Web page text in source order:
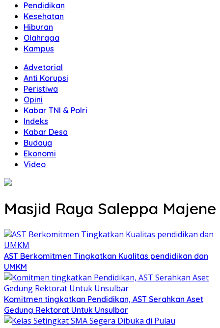
Pendidikan
Kesehatan
Hiburan
Olahraga
Kampus
Advetorial
Anti Korupsi
Peristiwa
Opini
Kabar TNI & Polri
Indeks
Kabar Desa
Budaya
Ekonomi
Video
Masjid Raya Saleppa Majene
AST Berkomitmen Tingkatkan Kualitas pendidikan dan
UMKM
Komitmen tingkatkan Pendidikan, AST Serahkan Aset
Gedung Rektorat Untuk Unsulbar